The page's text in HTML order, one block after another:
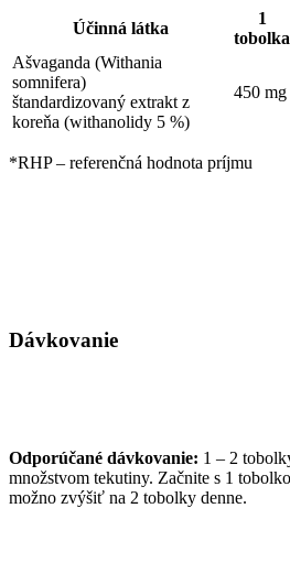
Účinná látka
1
tobolka
Ašvaganda (Withania
somnifera)
štandardizovaný extrakt z
koreňa (withanolidy 5 %)
450 mg
*RHP – referenčná hodnota príjmu
Dávkovanie
Odporúčané dávkovanie: 1 – 2
množstvom tekutiny. Začnite s 1
možno zvýšiť na 2 tobolky denne.